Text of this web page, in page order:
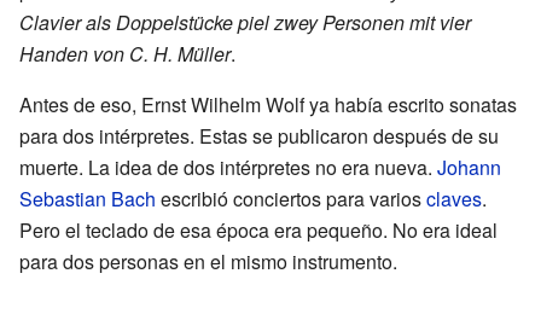
Clavier als Doppelstücke piel zwey Personen mit vier
Handen von C. H. Müller.
Antes de eso, Ernst Wilhelm Wolf ya había escrito sonatas
para dos intérpretes. Estas se publicaron después de su
muerte. La idea de dos intérpretes no era nueva. Johann
Sebastian Bach escribió conciertos para variosclaves.
Pero el teclado de esa época era pequeño. No era ideal
para dos personas en el mismo instrumento.